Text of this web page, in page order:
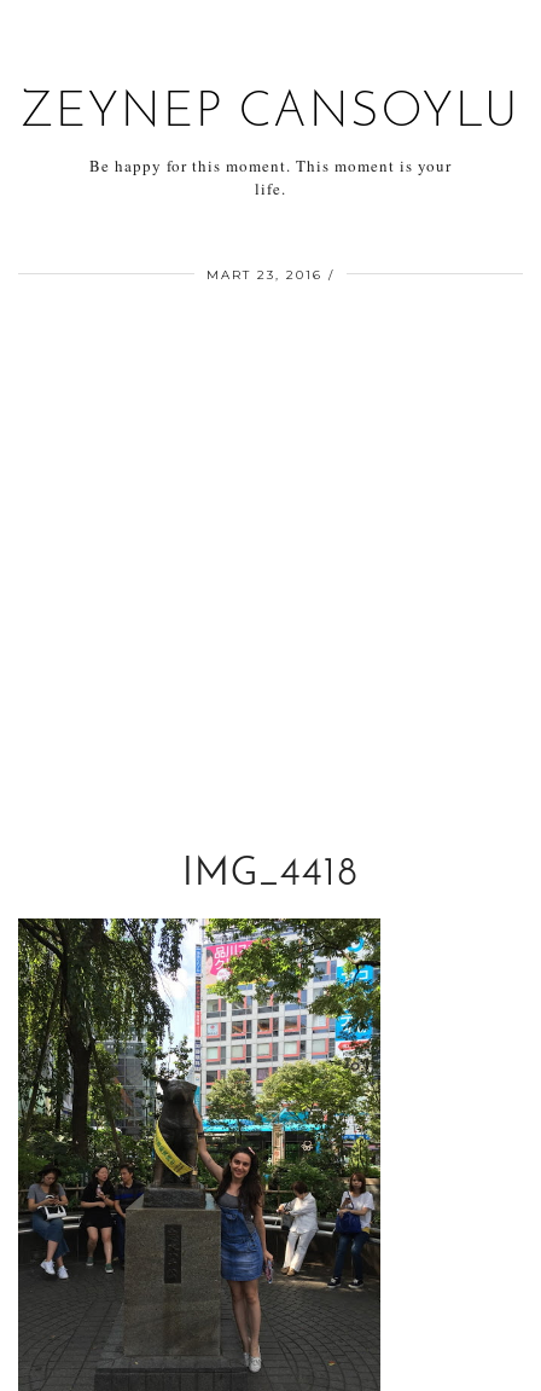
ZEYNEP CANSOYLU
Be happy for this moment. This moment is your
life.
MART 23, 2016
IMG_4418